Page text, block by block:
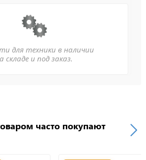
для техники в наличии
складе и под заказ.
часто покупают